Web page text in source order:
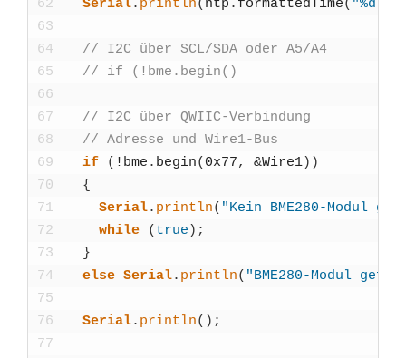
62
63
64
65
66
67
68
69
70
71
72
73
74
75
76
77
Seri­al. println( ntp . for­matted­Ti­me(
// I2C über SCL/SDA oder A5/A4
// if (!bme.begin()
// I2C über QWI­IC-Ver­bin­dung
// Adres­se und Wire1-Bus
if
( ! bme . begin( 0x77, &Wire1) )
{
Seri­al. println( "Kein BME280-Modul
while
( true ) ;
}
else Seri­al. println( "BME280-Modul
Seri­al. println( ) ;